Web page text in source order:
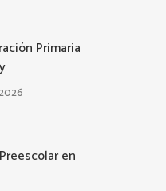
Primaria
en